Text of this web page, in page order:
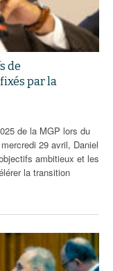
de
par la
de la MGP lors du
29 avril, Daniel
ambitieux et les
la transition